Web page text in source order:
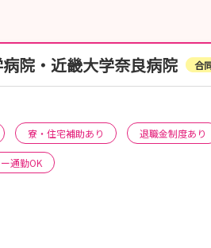
院・近畿大学奈良病院 合
寮・住宅補助あり 退職金制度あり
通勤OK